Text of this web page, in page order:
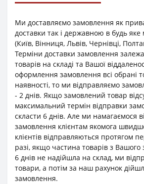
Ми доставляємо замовлення як
доставки так і державною в будь яке
(Київ, Вінниця, Львів, Чернівці,
Терміни доставки замовлення
товарів на складі та Вашої
оформлення замовлення всі обрані
наявності, то ми відправляємо
- 2 днів. Якщо замовлений товар
максимальний термін відправки
скласти 6 днів. Але ми намагаємося
замовлення клієнтам якомога
клієнтів відправляються протягом
разі, якщо частина товарів з
6 днів не надійшла на склад, ми
товари, а потім за наш рахунок
замовлення.